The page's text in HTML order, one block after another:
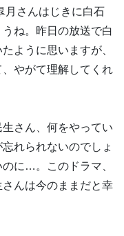
月さんはじきに白石
ね。昨日の放送で白
ように思いますが、
やがて理解してくれ
さん、何をやってい
れられないのでしょ
に…。このドラマ、
んは今のままだと幸